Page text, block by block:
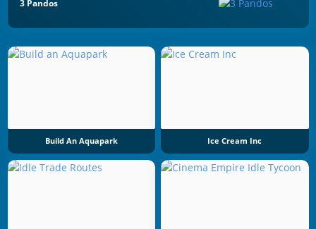
3 Pandos
Build An Aquapark Ice Cream Inc